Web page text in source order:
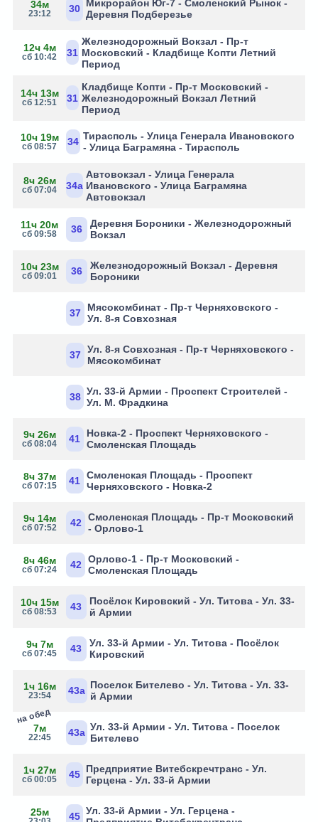
34м
23:12 30 Микрорайон Юг-7 - Смоленский Рынок -
Деревня Подберезье
12ч 4м
сб 10:42 31
Железнодорожный Вокзал - Пр-т
Московский - Кладбище Копти Летний
Период
14ч 13м
сб 12:51 31
Кладбище Копти - Пр-т Московский -
Железнодорожный Вокзал Летний
Период
10ч 19м
сб 08:57 34 Тирасполь - Улица Генерала Ивановского
- Улица Баграмяна - Тирасполь
8ч 26м
сб 07:04 34а
Автовокзал - Улица Генерала
Ивановского - Улица Баграмяна
Автовокзал
11ч 20м
сб 09:58 36
Деревня Бороники - Железнодорожный
Вокзал
10ч 23м
сб 09:01 36
Железнодорожный Вокзал - Деревня
Бороники
37
Мясокомбинат - Пр-т Черняховского -
Ул. 8-я Совхозная
37 Ул. 8-я Совхозная - Пр-т Черняховского -
Мясокомбинат
38 Ул. 33-й Армии - Проспект Строителей -
Ул. М. Фрадкина
9ч 26м
сб 08:04 41
Новка-2 - Проспект Черняховского -
Смоленская Площадь
8ч 37м
сб 07:15 41 Смоленская Площадь - Проспект
Черняховского - Новка-2
9ч 14м
сб 07:52 42
Смоленская Площадь - Пр-т Московский
- Орлово-1
8ч 46м
сб 07:24 42
Орлово-1 - Пр-т Московский -
Смоленская Площадь
10ч 15м
сб 08:53 43
Посёлок Кировский - Ул. Титова - Ул. 33-
й Армии
9ч 7м
сб 07:45 43
Ул. 33-й Армии - Ул. Титова - Посёлок
Кировский
1ч 16м
23:54 43а Поселок Бителево - Ул. Титова - Ул. 33-
й Армии
7м
22:45
на обед
43а Ул. 33-й Армии - Ул. Титова - Поселок
Бителево
1ч 27м
сб 00:05 45 Предприятие Витебскречтранс - Ул.
Герцена - Ул. 33-й Армии
25м 45 Ул. 33-й Армии - Ул. Герцена -